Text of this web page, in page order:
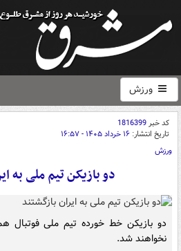
ورزش
کد خبر1816399
تاریخ انتشار: ۱۶ خرداد ۱۴۰۵ - ۱۶:۵۷
ورزش
دو بازیکن تیم ملی به
دو بازیکن خط خورده تیم ملی فوتبال
نخواهند شد.